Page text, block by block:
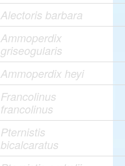
Alectoris barbara
Ammoperdix
griseogularis
Ammoperdix heyi
Francolinus
francolinus
Pternistis
bicalcaratus